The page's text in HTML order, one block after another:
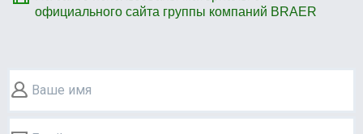
официального сайта группы компаний BRAER
Ваше имя